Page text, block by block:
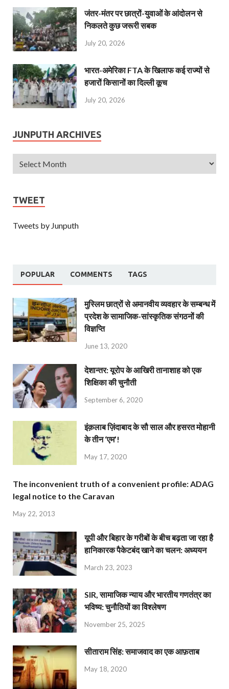
जंतर-मंतर पर छात्रों-युवाओं के आंदोलन से
निकलते कुछ जरूरी सबक
July 20, 2026
भारत-अमेरिका FTA के खिलाफ कई राज्यों से
हजारों किसानों का दिल्ली कूच
July 20, 2026
JUNPUTH ARCHIVES
TWEET
Tweets by Junputh
POPULAR COMMENTS TAGS
मुस्लिम छात्रों से अमानवीय व्यवहार के सम्बन्ध में
प्रदेश के सामाजिक-सांस्कृतिक संगठनों की
विज्ञप्ति
June 13, 2020
देशान्‍तर: यूरोप के आखिरी तानाशाह को एक
शिक्षिका की चुनौती
September 6, 2020
इंक़लाब ज़िंदाबाद के सौ साल और हसरत मोहानी
के तीन ‘एम’!
May 17, 2020
The inconvenient truth of a convenient profile: ADAG
legal notice to the Caravan
May 22, 2013
यूपी और बिहार के गरीबों के बीच बढ़ता जा रहा है
हानिकारक पैकेटबंद खाने का चलन: अध्ययन
March 23, 2023
SIR, सामाजिक न्याय और भारतीय गणतंत्र का
भविष्य: चुनौतियों का विश्लेषण
November 25, 2025
सीताराम सिंह: समाजवाद का एक आफ़ताब
May 18, 2020